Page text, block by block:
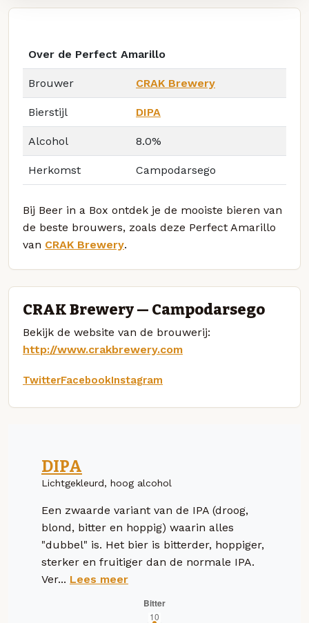
Over de Perfect Amarillo
Brouwer CRAK Brewery
Bierstijl DIPA
Alcohol 8.0%
Herkomst Campodarsego
Bij Beer in a Box ontdek je de mooiste bieren van
de beste brouwers, zoals deze Perfect Amarillo
van CRAK Brewery.
CRAK Brewery — Campodarsego
Bekijk de website van de brouwerij:
http://www.crakbrewery.com
TwitterFacebookInstagram
DIPA
Lichtgekleurd, hoog alcohol
Een zwaarde variant van de IPA (droog,
blond, bitter en hoppig) waarin alles
"dubbel" is. Het bier is bitterder, hoppiger,
sterker en fruitiger dan de normale IPA.
Ver... Lees meer